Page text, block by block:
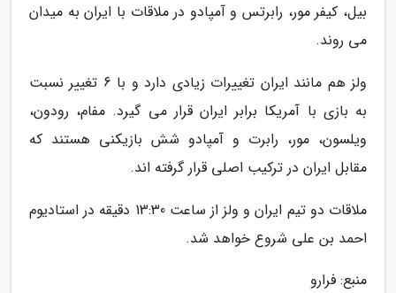
بیل، کیفر مور، رابرتس و آمپادو در ملاقات با ایران به میدان
می روند.
ولز هم مانند ایران تغییرات زیادی دارد و با 6 تغییر نسبت
به بازی با آمریکا برابر ایران قرار می گیرد. مفام، رودون،
ویلسون، مور، رابرت و آمپادو شش بازیکنی هستند که
مقابل ایران در ترکیب اصلی قرار گرفته اند.
ملاقات دو تیم ایران و ولز از ساعت 13:30 دقیقه در استادیوم
احمد بن علی شروع خواهد شد.
منبع: فرارو